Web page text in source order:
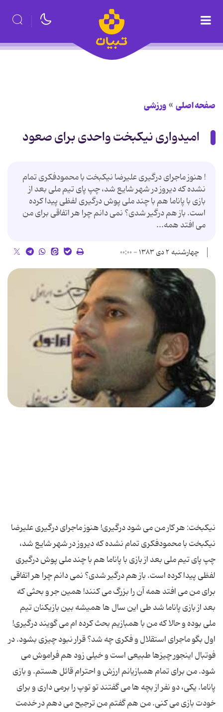
صفحه اصلی ورزشی
امیدواری نیکبخت واحدی برای صعود
! هنوز ماجرای درگیری علیرضا نیکبخت با محمودفکری تمام
نشده که دیروز در شهر شایع شد، چپ پای تیم ملی بعد از
بازی با پاناما هم با چند ملی پوش درگیری لفظی پیدا کرده
است. باز هم درگیر شدی؟ نمی دانم چرا هر اتفاقی برای من
می افتد همه...
چهارشنبه ۲ دی ۱۳۸۳ - ۰۰:۰۰
نیکبخت: هر کار من می شود درگیری! هنوز ماجرای درگیری علیرضا
نیکبخت با محمودفکری تمام نشده که دیروز در شهر شایع شد،
چپ پای تیم ملی بعد از بازی با پاناما هم با چند ملی پوش درگیری
لفظی پیدا کرده است. باز هم درگیر شدی؟ نمی دانم چرا هر اتفاقی
برای من می افتد همه آن را بزرگ می کنند! همین جر و بحثی که
بعد از بازی پاناما شد طی این سال ها همیشه بین بازیکنان تیم
ملی بوده و حالا که من با همبازیم بحث کرده ام می گویند درگیری!
اول بگو ماجرای استقلال و فکری چه شد؟ قرار نبود چیزی بشود. در
فوتبال اینجور چیزها طبیعی است و خیلی زود هم فراموش می
شود. من برای تمام همبازیانم ارزش و احترام قائل هستم. و بازی
پاناما. یکی، دو نفر از بچه ها می گفتند تو توپ را برمی داری و برای
خودت بازی می کنی. من هم گفتم من ترجیح می دهم در خدمت